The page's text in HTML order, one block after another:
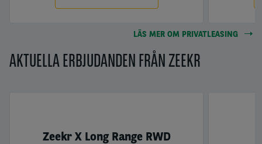
LÄS MER OM PRIVATLEASING
AKTUELLA ERBJUDANDEN FRÅN ZEEKR
Zeekr X Long Range RWD